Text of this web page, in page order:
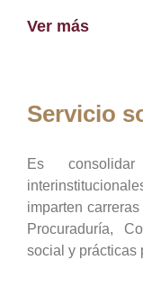
Ver más
Servicio
Es
imparten
Procuraduría,
social y prácticas